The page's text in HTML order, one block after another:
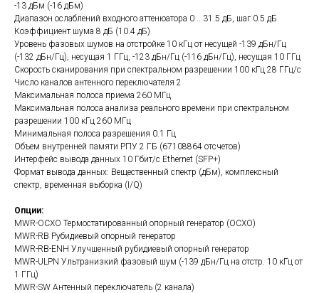
-13 дБм (-16 дБм)
Диапазон ослаблений входного аттенюатора 0 .. 31.5 дБ, шаг 0.5 дБ
Коэффициент шума 8 дБ (10.4 дБ)
Уровень фазовых шумов на отстройке 10 кГц от несущей -139 дБн/Гц
(-132 дБн/Гц), несущая 1 ГГц, -123 дБн/Гц (-116 дБн/Гц), несущая 10 ГГц
Скорость сканирования при спектральном разрешении 100 кГц 28 ГГц/с
Число каналов антенного переключателя 2
Максимальная полоса приема 260 МГц
Максимальная полоса анализа реального времени при спектральном
разрешении 100 кГц 260 МГц
Минимальная полоса разрешения 0.1 Гц
Объем внутренней памяти РПУ 2 ГБ (67108864 отсчетов)
Интерфейс вывода данных 10 Гбит/с Ethernet (SFP+)
Формат вывода данных: Вещественный спектр (дБм), комплексный
спектр, временная выборка (I/Q)
Опции:
MWR-OCXO Термостатированный опорный генератор (OCXO)
MWR-RB Рубидиевый опорный генератор
MWR-RB-ENH Улучшенный рубидиевый опорный генератор
MWR-ULPN Ультранизкий фазовый шум (-139 дБн/Гц на отстр. 10 кГц от
1 ГГц)
MWR-SW Антенный переключатель (2 канала)